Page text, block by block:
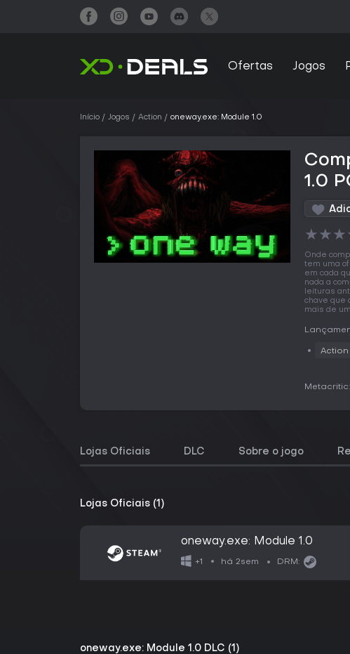
Ofertas Jogos
Início Jogos Action oneway.exe: Module 1.0
1.0
★★★
Onde
tem uma
em cada
nada a
leituras
chave que
mais de
Action
Metacritic:
Lojas Oficiais DLC Sobre o jogo
Lojas Oficiais (1)
oneway.exe: Module 1.0
+1 há 2sem DRM:
oneway.exe: Module 1.0 DLC (1)